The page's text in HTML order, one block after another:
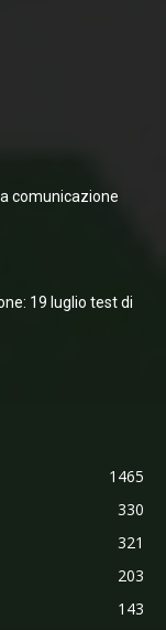
comunicazione
19 luglio test di
1465
330
321
203
143